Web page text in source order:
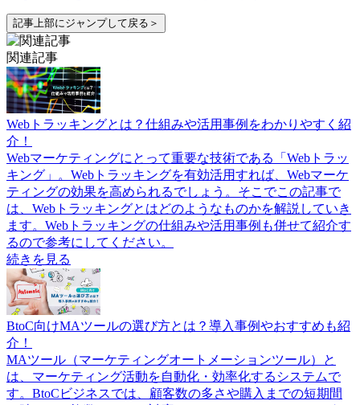
記事上部にジャンプして戻る＞
関連記事
Webトラッキングとは？仕組みや活用事例をわかりやすく紹
介！
Webマーケティングにとって重要な技術である「Webトラッ
キング」。Webトラッキングを有効活用すれば、Webマーケ
ティングの効果を高められるでしょう。そこでこの記事で
は、Webトラッキングとはどのようなものかを解説していき
ます。Webトラッキングの仕組みや活用事例も併せて紹介す
るので参考にしてください。
続きを見る
BtoC向けMAツールの選び方とは？導入事例やおすすめも紹
介！
MAツール（マーケティングオートメーションツール）と
は、マーケティング活動を自動化・効率化するシステムで
す。BtoCビジネスでは、顧客数の多さや購入までの短期間